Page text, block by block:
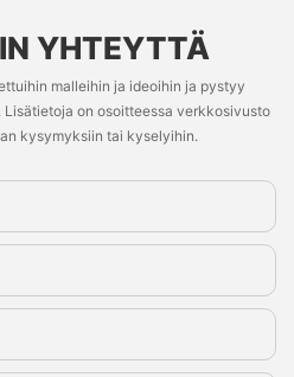
YHTEYTTÄ
malleihin ja ideoihin ja pystyy
on osoitteessa verkkosivusto
kysymyksiin tai kyselyihin.